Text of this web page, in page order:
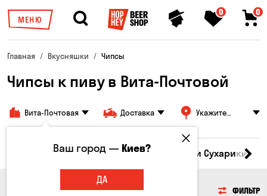
МЕНЮ
0 0
Главная Вкусняшки Чипсы
Чипсы к пиву в Вита-Почтовой
Вита-Почтовая Доставка
Укажите
Семечки Чипсы Гренки и Сухарики
ФИЛЬТР
Ваш город —Киев?
ДА